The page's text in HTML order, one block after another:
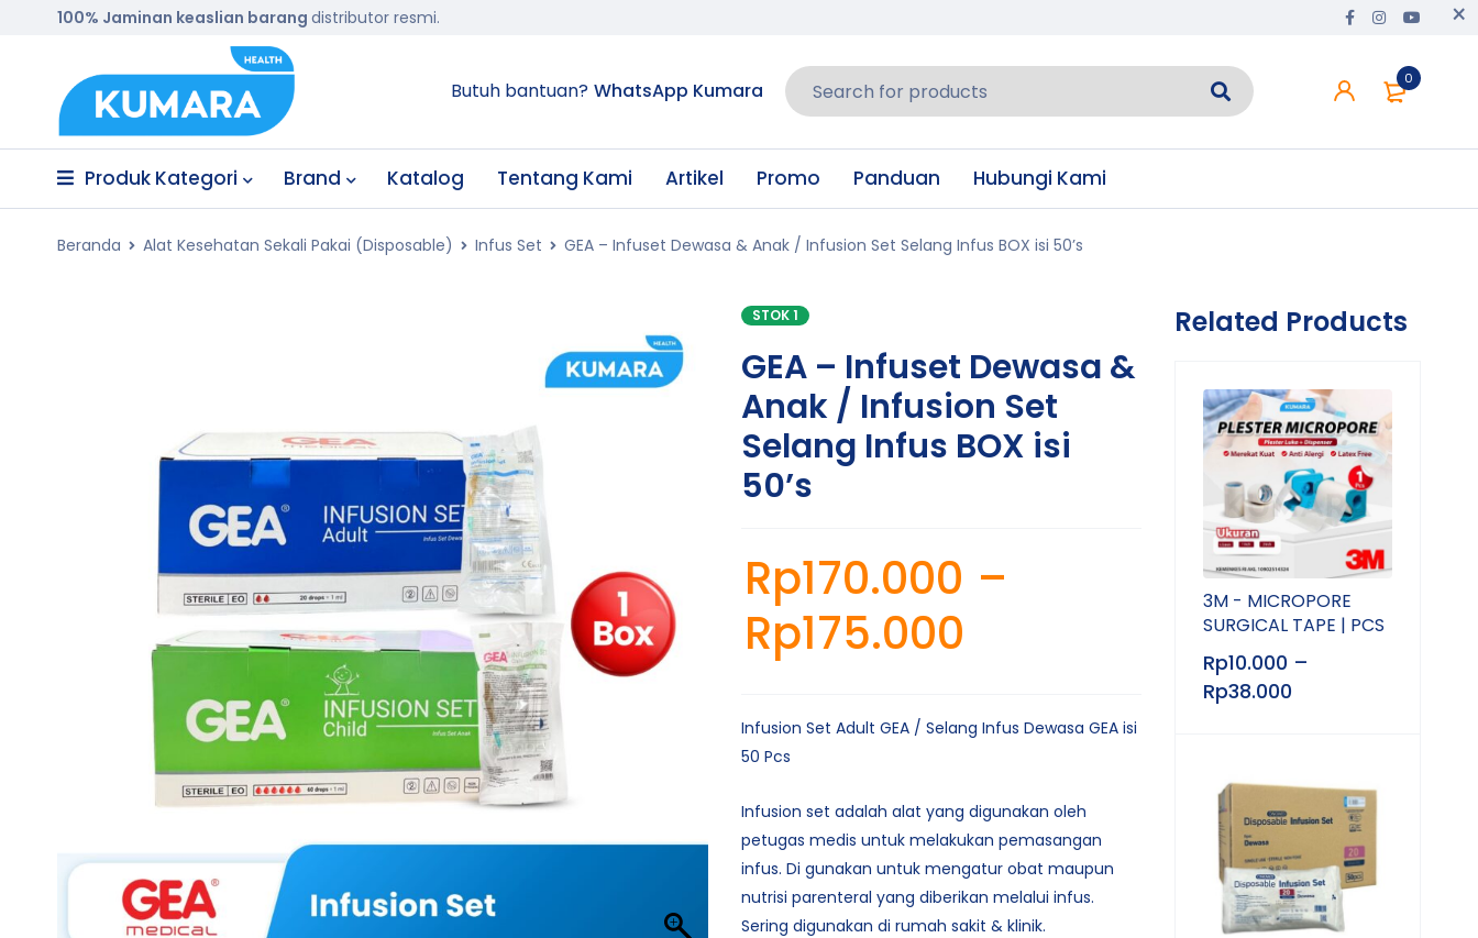
100% Jaminan keaslian barang distributor resmi.
0
Butuh bantuan? WhatsApp Kumara
Produk Kategori Brand Katalog Tentang Kami Artikel Promo Panduan Hubungi Kami
Beranda Alat Kesehatan Sekali Pakai (Disposable) Infus Set GEA – Infuset Dewasa & Anak / Infusion Set Selang Infus BOX isi 50’s
STOK 1
GEA – Infuset Dewasa &
Anak / Infusion Set
Selang Infus BOX isi
50’s
Rp170.000 –
Rp175.000
Infusion Set Adult GEA / Selang Infus Dewasa GEA isi
50 Pcs
Infusion set adalah alat yang digunakan oleh
petugas medis untuk melakukan pemasangan
infus. Di gunakan untuk mengatur obat maupun
nutrisi parenteral yang diberikan melalui infus.
Sering digunakan di rumah sakit & klinik.
Related Products
3M - MICROPORE
SURGICAL TAPE | PCS
Rp10.000 –
Rp38.000